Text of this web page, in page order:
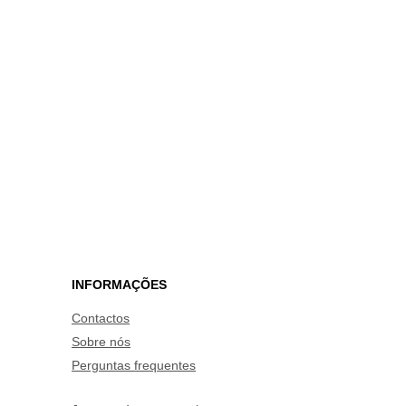
INFORMAÇÕES
Contactos
Sobre nós
Perguntas frequentes